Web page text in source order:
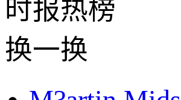
时报热榜
换一换